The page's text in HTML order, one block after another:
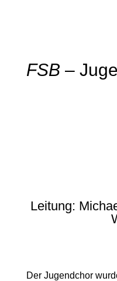
FSB –
Leitung:
Der Jugendchor